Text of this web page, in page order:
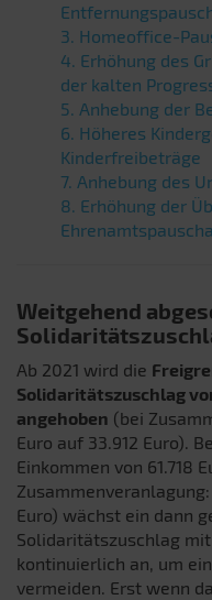
3. Homeoffice-
4. Erhöhung des
der kalten
5. Anhebung der
6. Höheres
Kinderfreibeträge
7. Anhebung des
8. Erhöhung der
Weitgehend
Ab 2021 wird die
Solidaritätszuschlag
angehoben (bei
Euro auf 33.912 Euro).
Einkommen von 61.718
Zusammenveranlagung:
Euro) wächst ein dann
Solidaritätszuschlag
kontinuierlich an, um
vermeiden. Erst wenn